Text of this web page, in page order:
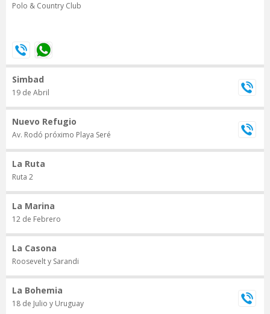
Polo & Country Club
Simbad
19 de Abril
Nuevo Refugio
Av. Rodó próximo Playa Seré
La Ruta
Ruta 2
La Marina
12 de Febrero
La Casona
Roosevelt y Sarandi
La Bohemia
18 de Julio y Uruguay